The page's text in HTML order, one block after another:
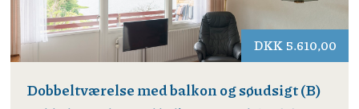
Dobbeltværelse med balkon og søudsigt (B)
DKK 5.610,00